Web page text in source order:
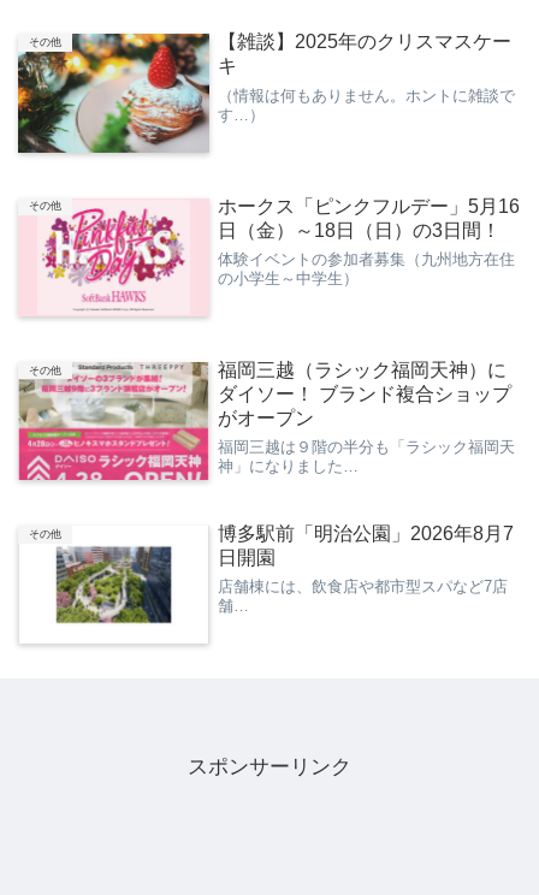
その他
【雑談】2025年のクリスマスケー
キ
（情報は何もありません。ホントに雑談で
す…）
その他
ホークス「ピンクフルデー」5月16
日（金）～18日（日）の3日間！
体験イベントの参加者募集（九州地方在住
の小学生～中学生）
その他
福岡三越（ラシック福岡天神）に
ダイソー！ ブランド複合ショップ
がオープン
福岡三越は９階の半分も「ラシック福岡天
神」になりました…
その他
博多駅前「明治公園」2026年8月7
日開園
店舗棟には、飲食店や都市型スパなど7店
舗…
スポンサーリンク